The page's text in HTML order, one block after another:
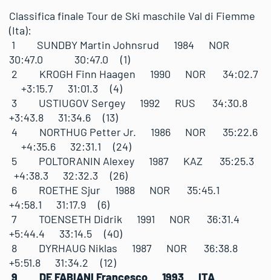
Classifica finale Tour de Ski maschile Val di Fiemme
(Ita):
1 SUNDBY Martin Johnsrud 1984 NOR
30:47.0 30:47.0 (1)
2 KROGH Finn Haagen 1990 NOR 34:02.7
+3:15.7 31:01.3 (4)
3 USTIUGOV Sergey 1992 RUS 34:30.8
+3:43.8 31:34.6 (13)
4 NORTHUG Petter Jr. 1986 NOR 35:22.6
+4:35.6 32:31.1 (24)
5 POLTORANIN Alexey 1987 KAZ 35:25.3
+4:38.3 32:32.3 (26)
6 ROETHE Sjur 1988 NOR 35:45.1
+4:58.1 31:17.9 (6)
7 TOENSETH Didrik 1991 NOR 36:31.4
+5:44.4 33:14.5 (40)
8 DYRHAUG Niklas 1987 NOR 36:38.8
+5:51.8 31:34.2 (12)
9 DE FABIANI Francesco 1993 ITA